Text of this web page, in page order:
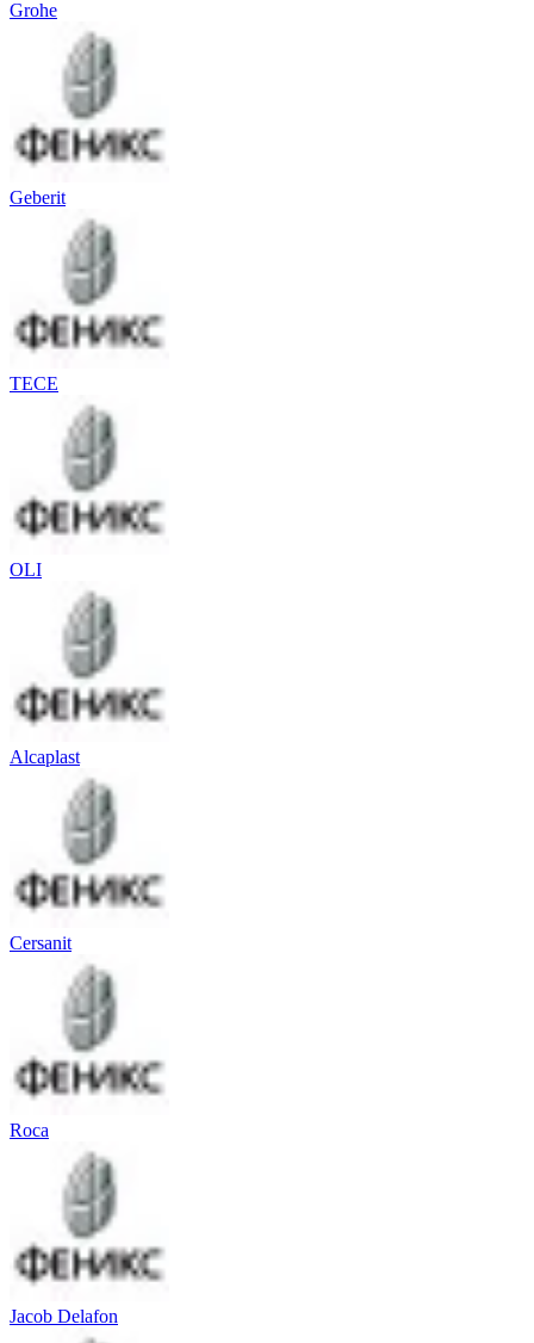
Grohe
Geberit
TECE
OLI
Alcaplast
Cersanit
Roca
Jacob Delafon